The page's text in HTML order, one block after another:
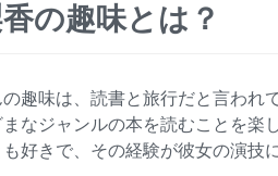
の趣味とは？
趣味は、読書と旅行だと言われ
なジャンルの本を読むことを楽
好きで、その経験が彼女の演技